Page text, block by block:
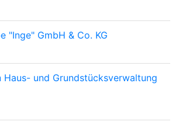
"Inge" GmbH & Co. KG
Haus- und Grundstücksverwaltung